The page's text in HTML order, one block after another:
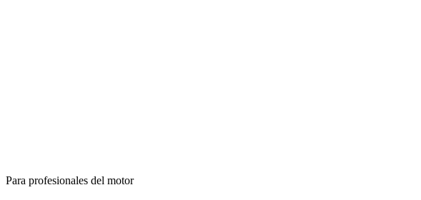
Para profesionales del motor